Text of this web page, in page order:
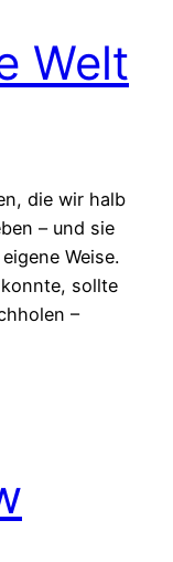
Welt
die wir halb
– und sie
Weise.
sollte
–